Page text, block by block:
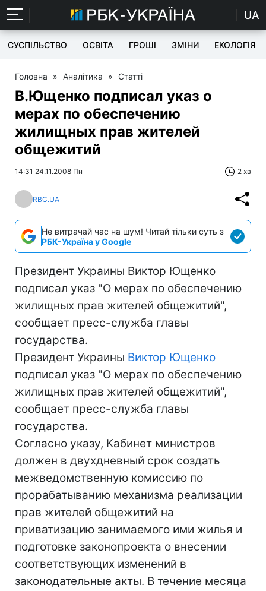
UA
СУСПІЛЬСТВО ОСВІТА ГРОШІ ЗМІНИ ЕКОЛОГІЯ
Головна » Аналітика » Статті
В.Ющенко подписал указ о
мерах по обеспечению
жилищных прав жителей
общежитий
14:31 24.11.2008 Пн 2 хв
RBC.UA
Не витрачай час на шум! Читай тільки суть з
РБК-Україна у Google
Президент Украины Виктор Ющенко
подписал указ "О мерах по обеспечению
жилищных прав жителей общежитий",
сообщает пресс-служба главы
государства.
Президент Украины Виктор Ющенко
подписал указ "О мерах по обеспечению
жилищных прав жителей общежитий",
сообщает пресс-служба главы
государства.
Согласно указу, Кабинет министров
должен в двухдневный срок создать
межведомственную комиссию по
прорабатыванию механизма реализации
прав жителей общежитий на
приватизацию занимаемого ими жилья и
подготовке законопроекта о внесении
соответствующих изменений в
законодательные акты. В течение месяца